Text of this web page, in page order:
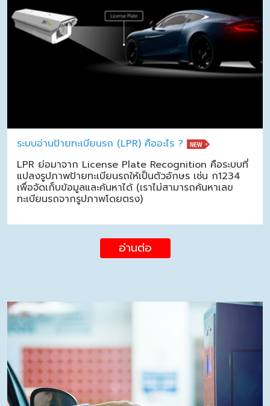
ระบบอ่านป้ายทะเบียนรถ (LPR) คืออะไร ?
LPR ย่อมาจาก License Plate Recognition คือระบบที่
แปลงรูปภาพป้ายทะเบียนรถให้เป็นตัวอักษร เช่น ก1234
เพื่อจัดเก็บข้อมูลและค้นหาได้ (เราไม่สามารถค้นหาเลข
ทะเบียนรถจากรูปภาพโดยตรง)
อ่านต่อ